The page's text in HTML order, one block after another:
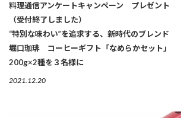
料理通信アンケートキャンペーン プレゼント
（受付終了しました）
“特別な味わい”を追求する、新時代のブレンド
堀口珈琲 コーヒーギフト「なめらかセット」
200g×2種を３名様に
2021.12.20